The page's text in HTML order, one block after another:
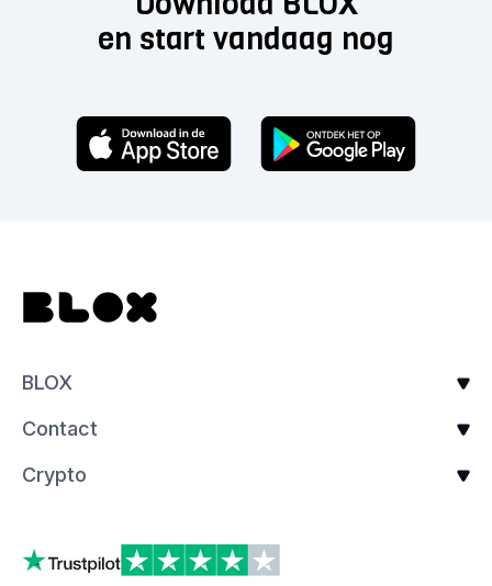
en start vandaag nog
BLOX
Contact
Crypto